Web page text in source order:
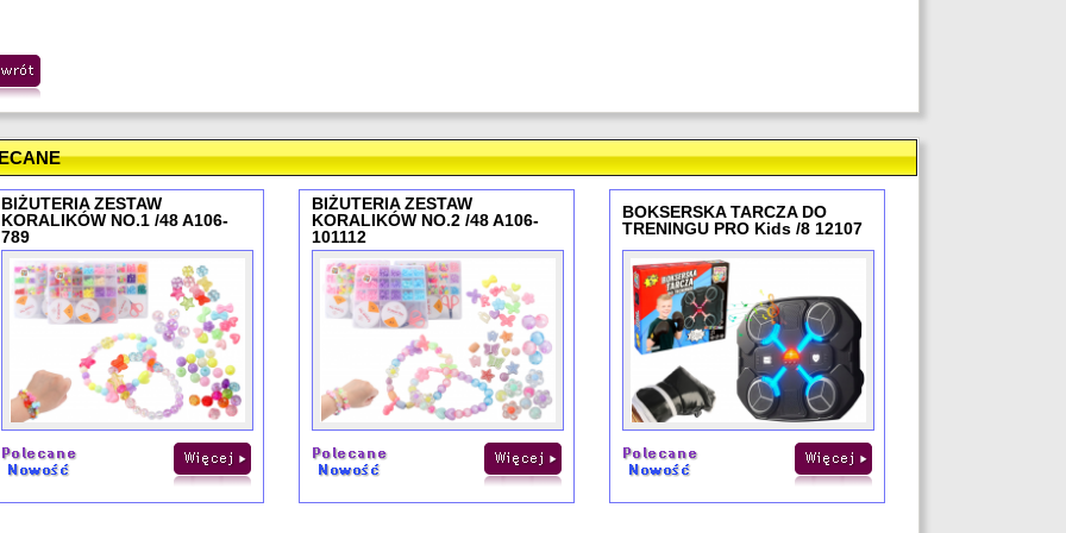
BIŻUTERIA ZESTAW
KORALIKÓW NO.1 /48 A106-
789
BIŻUTERIA ZESTAW
KORALIKÓW NO.2 /48 A106-
101112
BOKSERSKA TARCZA DO
TRENINGU PRO Kids /8 12107